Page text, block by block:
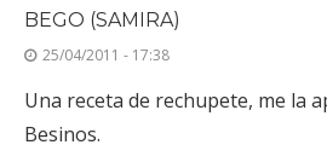
BEGO (SAMIRA)
25/04/2011 - 17:38
Una receta de rechupete, me la
Besinos.